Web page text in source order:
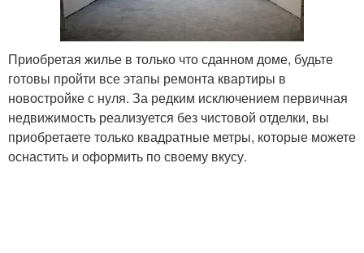
Приобретая жилье в только что сданном доме, будьте
готовы пройти все этапы ремонта квартиры в
новостройке с нуля. За редким исключением первичная
недвижимость реализуется без чистовой отделки, вы
приобретаете только квадратные метры, которые можете
оснастить и оформить по своему вкусу.